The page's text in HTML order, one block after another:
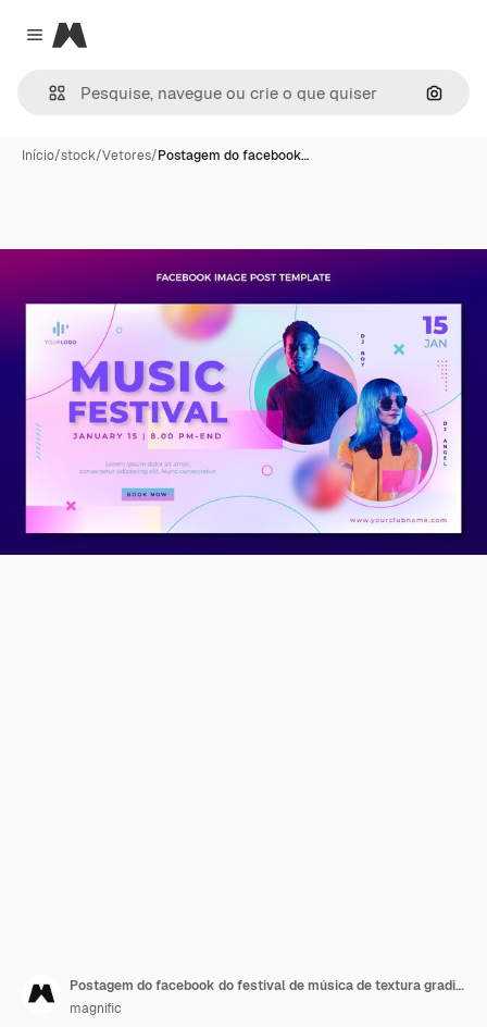
Close menu
Magnific
Início/stock/Vetores/Postagem do facebook…
Postagem do facebook do festival de música de textura gradiente
magnific